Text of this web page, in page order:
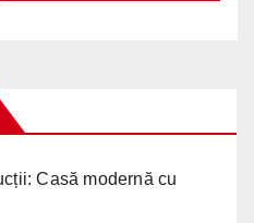
Casă modernă cu